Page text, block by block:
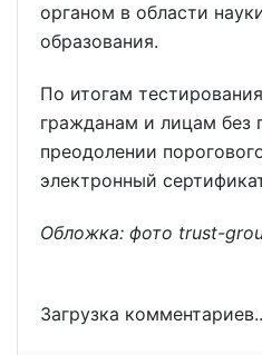
органом в области
образования.
По итогам
гражданам и лицам без
преодолении
электронный
Обложка: фото trust-
Загрузка